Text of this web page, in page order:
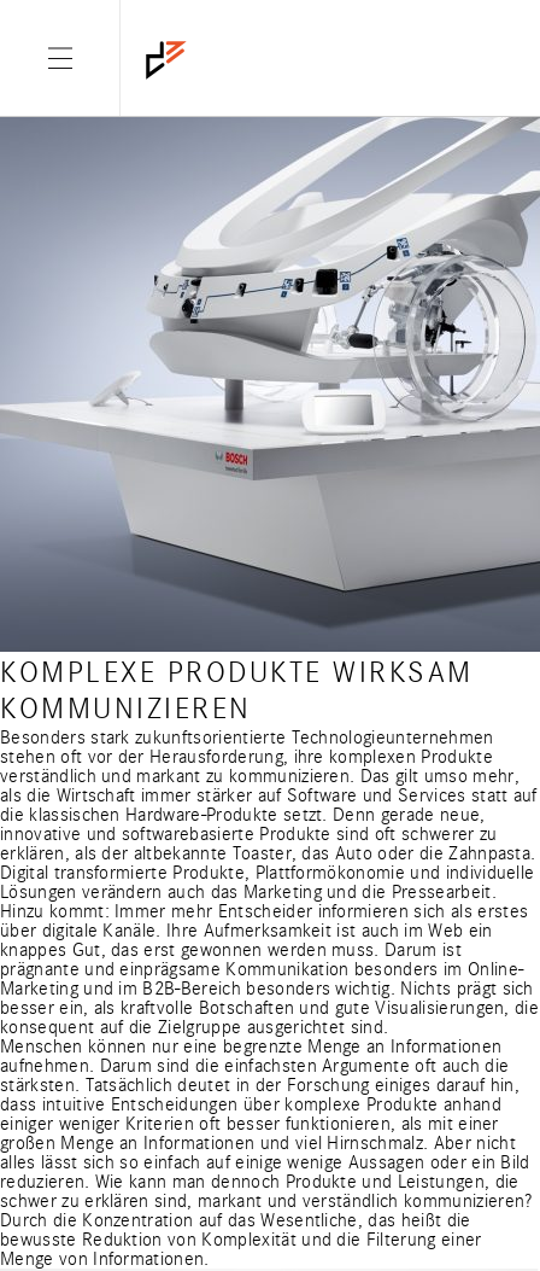
KOMPLEXE PRODUKTE WIRKSAM
KOMMUNIZIEREN
Besonders stark zukunftsorientierte Technologieunternehmen
stehen oft vor der Herausforderung, ihre komplexen Produkte
verständlich und markant zu kommunizieren. Das gilt umso mehr,
als die Wirtschaft immer stärker auf Software und Services statt auf
die klassischen Hardware-Produkte setzt. Denn gerade neue,
innovative und softwarebasierte Produkte sind oft schwerer zu
erklären, als der altbekannte Toaster, das Auto oder die Zahnpasta.
Digital transformierte Produkte, Plattformökonomie und individuelle
Lösungen verändern auch das Marketing und die Pressearbeit.
Hinzu kommt: Immer mehr Entscheider informieren sich als erstes
über digitale Kanäle. Ihre Aufmerksamkeit ist auch im Web ein
knappes Gut, das erst gewonnen werden muss. Darum ist
prägnante und einprägsame Kommunikation besonders im Online-
Marketing und im B2B-Bereich besonders wichtig. Nichts prägt sich
besser ein, als kraftvolle Botschaften und gute Visualisierungen, die
konsequent auf die Zielgruppe ausgerichtet sind.
Menschen können nur eine begrenzte Menge an Informationen
aufnehmen. Darum sind die einfachsten Argumente oft auch die
stärksten. Tatsächlich deutet in der Forschung einiges darauf hin,
dass intuitive Entscheidungen über komplexe Produkte anhand
einiger weniger Kriterien oft besser funktionieren, als mit einer
großen Menge an Informationen und viel Hirnschmalz. Aber nicht
alles lässt sich so einfach auf einige wenige Aussagen oder ein Bild
reduzieren. Wie kann man dennoch Produkte und Leistungen, die
schwer zu erklären sind, markant und verständlich kommunizieren?
Durch die Konzentration auf das Wesentliche, das heißt die
bewusste Reduktion von Komplexität und die Filterung einer
Menge von Informationen.